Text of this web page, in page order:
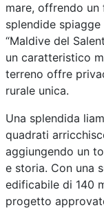
mare, offrendo un
splendide
“Maldive del
un caratteristico
terreno offre
rurale unica.
Una splendida
quadrati
aggiungendo un
e storia. Con una
edificabile di 140
progetto